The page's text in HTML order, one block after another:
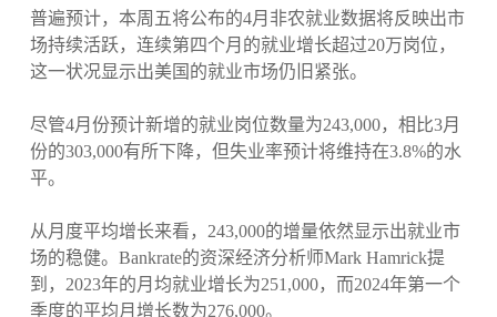
普遍预计，本周五将公布的4月非农就业数据将反映出市
场持续活跃，连续第四个月的就业增长超过20万岗位，
这一状况显示出美国的就业市场仍旧紧张。
尽管4月份预计新增的就业岗位数量为243,000，相比3月
份的303,000有所下降，但失业率预计将维持在3.8%的水
平。
从月度平均增长来看，243,000的增量依然显示出就业市
场的稳健。Bankrate的资深经济分析师Mark Hamrick提
到，2023年的月均就业增长为251,000，而2024年第一个
季度的平均月增长数为276,000。